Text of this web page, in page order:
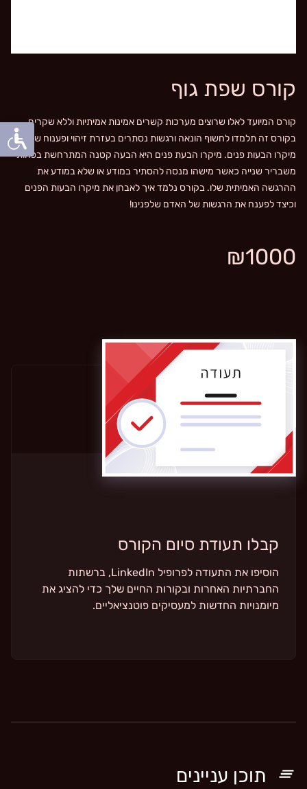
קורס שפת גוף
קורס המיועד לאלו שרוצים מערכות קשרים אמינות אמיתיות וללא שקרים.
בקורס זה תלמדו לחשוף הונאה ורגשות נסתרים בעזרת זיהוי ופענוח של
מיקרו הבעות פנים. מיקרו הבעת פנים היא הבעה קטנה המתרחשת בפחות
משבריר שנייה כאשר מישהו מנסה להסתיר במודע או שלא במודע את
ההרגשה האמיתית שלו. בקורס נלמד איך לאבחן את מיקרו הבעות הפנים
וכיצד לפענח את הרגשות של האדם שלפנינו!
₪1000
קבלו תעודת סיום הקורס
הוסיפו את התעודה לפרופיל LinkedIn, ברשתות
החברתיות האחרות ובקורות החיים שלך כדי להציג את
מיומנויות החדשות למעסיקים פוטנציאליים.
תוכן עניינים